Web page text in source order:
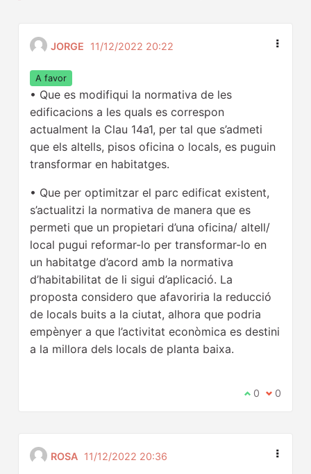
JORGE 11/12/2022 20:22
A favor
• Que es modifiqui la normativa de les
edificacions a les quals es correspon
actualment la Clau 14a1, per tal que s’admeti
que els altells, pisos oficina o locals, es puguin
transformar en habitatges.
• Que per optimitzar el parc edificat existent,
s’actualitzi la normativa de manera que es
permeti que un propietari d’una oficina/ altell/
local pugui reformar-lo per transformar-lo en
un habitatge d’acord amb la normativa
d’habitabilitat de li sigui d’aplicació. La
proposta considero que afavoriria la reducció
de locals buits a la ciutat, alhora que podria
empènyer a que l’activitat econòmica es destini
a la millora dels locals de planta baixa.
Estic d'acord
0 No estic
0
ROSA 11/12/2022 20:36